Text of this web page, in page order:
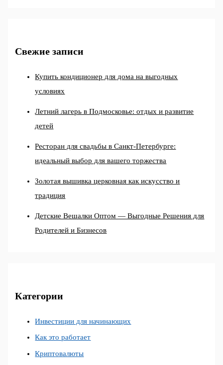
Свежие записи
Купить кондиционер для дома на выгодных
условиях
Летний лагерь в Подмосковье: отдых и развитие
детей
Ресторан для свадьбы в Санкт-Петербурге:
идеальный выбор для вашего торжества
Золотая вышивка церковная как искусство и
традиция
Детские Вешалки Оптом — Выгодные Решения для
Родителей и Бизнесов
Категории
Инвестиции для начинающих
Как это работает
Криптовалюты